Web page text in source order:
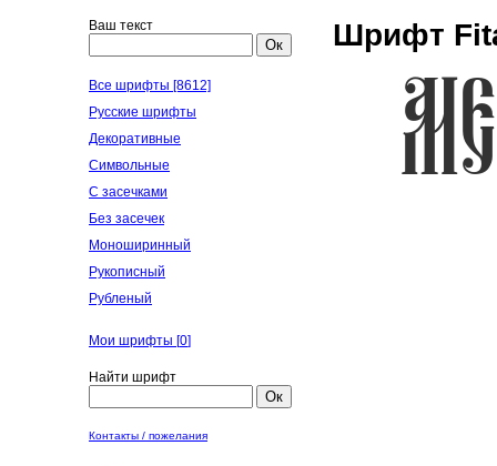
Ваш текст
Ок
Все шрифты [8612]
Русские шрифты
Декоративные
Символьные
С засечками
Без засечек
Моноширинный
Рукописный
Рубленый
Мои шрифты [0]
Найти шрифт
Ок
Контакты / пожелания
Шрифт